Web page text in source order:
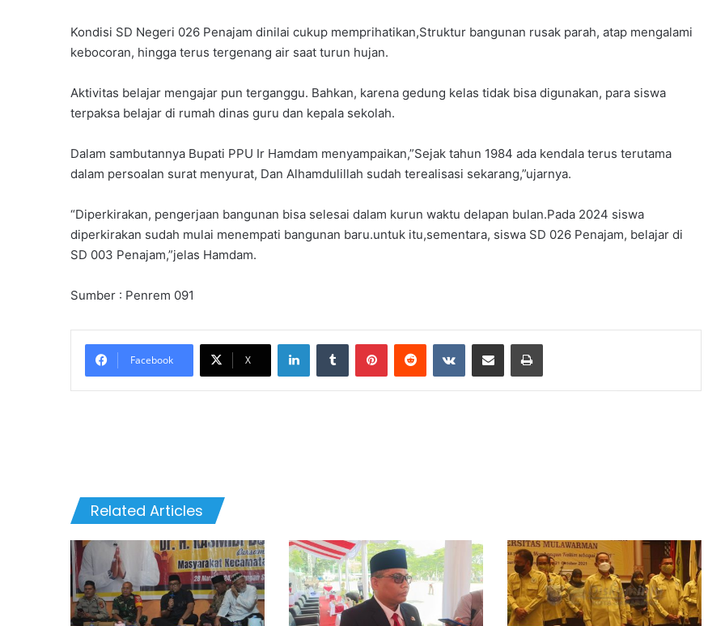
Kondisi SD Negeri 026 Penajam dinilai cukup memprihatikan,Struktur bangunan rusak parah, atap mengalami
kebocoran, hingga terus tergenang air saat turun hujan.
Aktivitas belajar mengajar pun terganggu. Bahkan, karena gedung kelas tidak bisa digunakan, para siswa
terpaksa belajar di rumah dinas guru dan kepala sekolah.
Dalam sambutannya Bupati PPU Ir Hamdam menyampaikan,”Sejak tahun 1984 ada kendala terus terutama
dalam persoalan surat menyurat, Dan Alhamdulillah sudah terealisasi sekarang,”ujarnya.
“Diperkirakan, pengerjaan bangunan bisa selesai dalam kurun waktu delapan bulan.Pada 2024 siswa
diperkirakan sudah mulai menempati bangunan baru.untuk itu,sementara, siswa SD 026 Penajam, belajar di
SD 003 Penajam,”jelas Hamdam.
Sumber : Penrem 091
Facebook X
LinkedInTumblr PinterestReddit VKontakteShare via Email Print
Related Articles